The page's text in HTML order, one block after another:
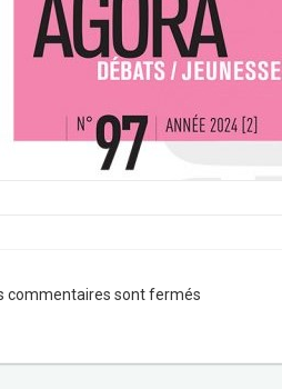
commentaires sont fermés